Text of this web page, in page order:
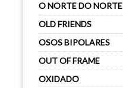
O NORTE DO NORTE
OLD FRIENDS
OSOS BIPOLARES
OUT OF FRAME
OXIDADO